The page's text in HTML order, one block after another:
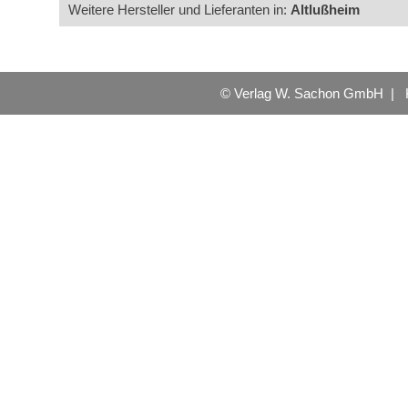
Weitere Hersteller und Lieferanten in: Altlußheim
© Verlag W. Sachon GmbH |